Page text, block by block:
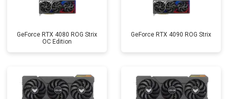
GeForce RTX 4080 ROG Strix
OC Edition
GeForce RTX 4090 ROG Strix